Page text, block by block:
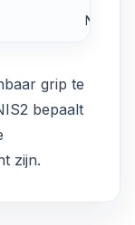
Nee
grip te
bepaalt
zijn.